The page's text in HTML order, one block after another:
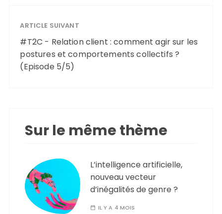
ARTICLE SUIVANT
#T2C - Relation client : comment agir sur les
postures et comportements collectifs ?
(Episode 5/5)
Sur le même thème
L’intelligence artificielle,
nouveau vecteur
d’inégalités de genre ?
IL Y A 4 MOIS